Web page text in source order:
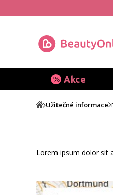
Akce
Užitečné informace
Lorem ipsum dolor sit